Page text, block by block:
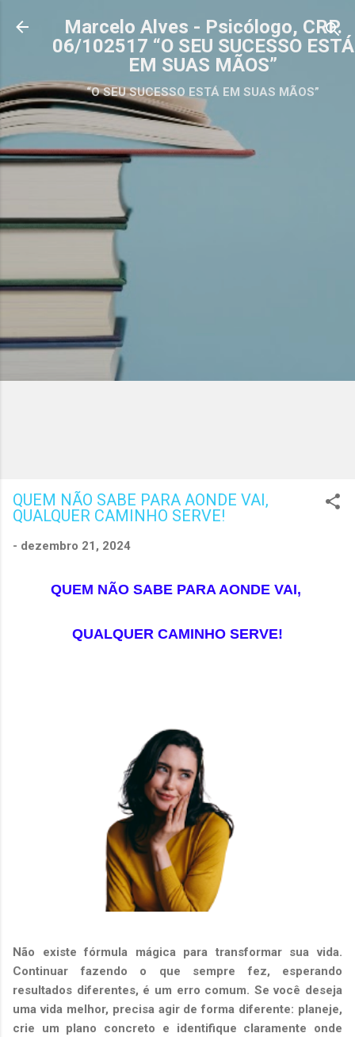
Pular para o conteúdo principal
Marcelo Alves - Psicólogo, CRP.
06/102517 “O SEU SUCESSO ESTÁ
EM SUAS MÃOS”
“O SEU SUCESSO ESTÁ EM SUAS MÃOS”
QUEM NÃO SABE PARA AONDE VAI,
QUALQUER CAMINHO SERVE!
- dezembro 21, 2024
QUEM NÃO SABE PARA AONDE VAI,
QUALQUER CAMINHO SERVE!
Não existe fórmula mágica para transformar sua vida.
Continuar fazendo o que sempre fez, esperando
resultados diferentes, é um erro comum. Se você deseja
uma vida melhor, precisa agir de forma diferente: planeje,
crie um plano concreto e identifique claramente onde